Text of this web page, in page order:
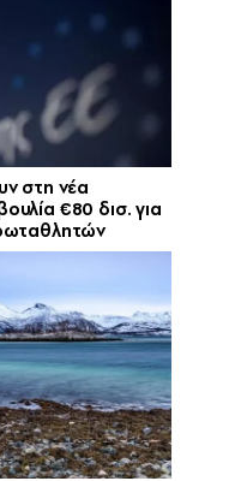
στη νέα
€80 δισ. για